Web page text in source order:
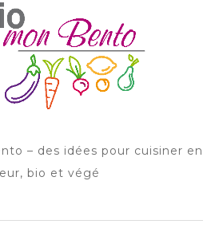
– des idées pour cuisiner en
bio et végé